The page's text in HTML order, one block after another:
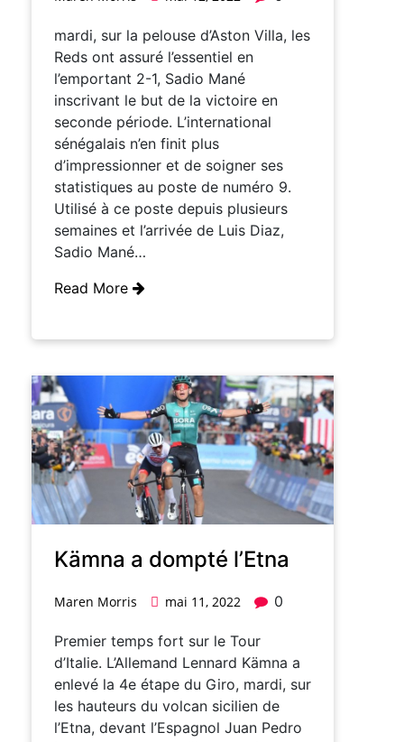
mardi, sur la pelouse d’Aston Villa, les
Reds ont assuré l’essentiel en
l’emportant 2-1, Sadio Mané
inscrivant le but de la victoire en
seconde période. L’international
sénégalais n’en finit plus
d’impressionner et de soigner ses
statistiques au poste de numéro 9.
Utilisé à ce poste depuis plusieurs
semaines et l’arrivée de Luis Diaz,
Sadio Mané…
Read More
Kämna a dompté l’Etna
Maren Morris mai 11, 2022 0
Premier temps fort sur le Tour
d’Italie. L’Allemand Lennard Kämna a
enlevé la 4e étape du Giro, mardi, sur
les hauteurs du volcan sicilien de
l’Etna, devant l’Espagnol Juan Pedro